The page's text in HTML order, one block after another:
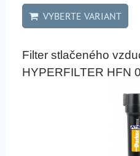
VYBERTE VARIANT
Filter stlačeného
HYPERFILTER HFN